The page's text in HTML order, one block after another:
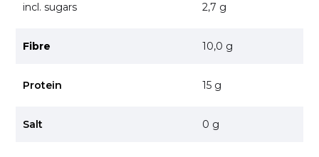
incl. sugars 2,7 g
Fibre 10,0 g
Protein 15 g
Salt 0 g